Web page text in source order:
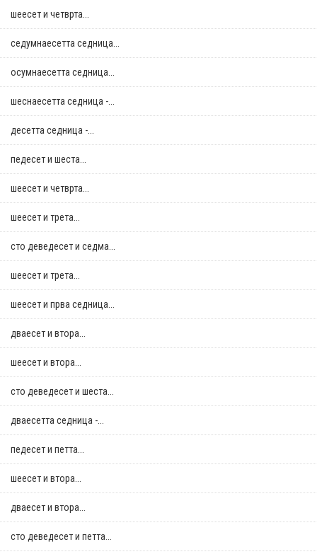
шеесет и четврта...
седумнаесетта седница...
осумнaесетта седница...
шеснаесетта седница -...
десетта седница -...
педесет и шеста...
шеесет и четврта...
шеесет и трета...
сто деведесет и седма...
шеесет и трета...
шеесет и прва седница...
дваесет и втора...
шеесет и втора...
сто деведесет и шеста...
дваесетта седница -...
педесет и петта...
шеесет и втора...
дваесет и втора...
сто деведесет и петта...